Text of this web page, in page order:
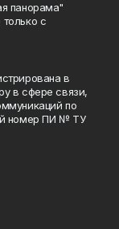
панорама"
с
в
в сфере связи,
по
номер ПИ № ТУ